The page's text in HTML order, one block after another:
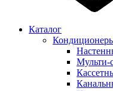
Каталог
Мульти-